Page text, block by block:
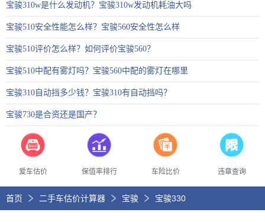
宝骏310w是什么发动机？宝骏310w发动机耗油大吗
宝骏510安全性能怎么样？宝骏560安全性怎么样
宝骏510评价怎么样？如何评价宝骏560？
宝骏510中配有雾灯吗？宝骏560中配的雾灯在哪里
宝骏310自动挡多少钱？宝骏310有自动挡吗？
宝骏730是合资还是国产？
爱车估价 保值率排行 车险比价 违章查询
首页 二手车估价计算器 宝骏 宝骏330